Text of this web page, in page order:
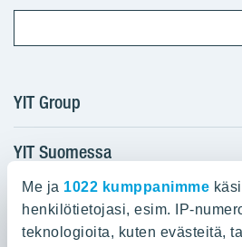
Me ja 1022 kumppanimme
henkilötietojasi, esim. IP-
teknologioita, kuten evästeitä,
YIT Group
Tietoa YIT:stä
Töihin meille
Sijoittajat
Projektit
YIT Suomessa
Myytävät asunnot
Vuokrattavat toimitilat
YIT:n pääkonttori
Panuntie 11, PL 36, 00620 Helsinki